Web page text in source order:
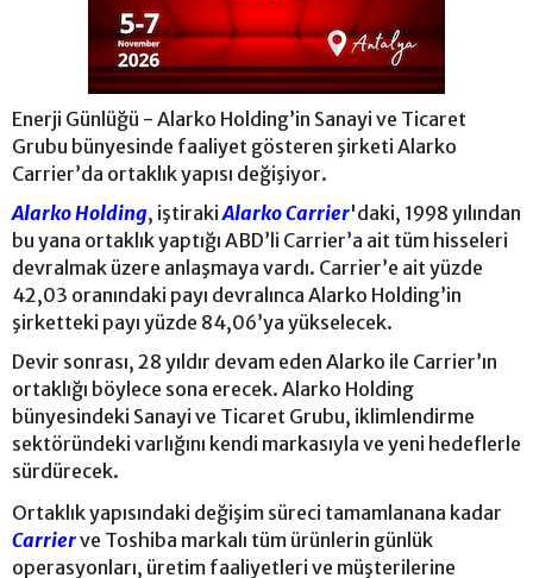
Enerji Günlüğü - Alarko Holding’in Sanayi ve Ticaret
Grubu bünyesinde faaliyet gösteren şirketi Alarko
Carrier’da ortaklık yapısı değişiyor.
Alarko Holding, iştirakiAlarko Carrier'daki, 1998 yılından
bu yana ortaklık yaptığı ABD’li Carrier’a ait tüm hisseleri
devralmak üzere anlaşmaya vardı. Carrier’e ait yüzde
42,03 oranındaki payı devralınca Alarko Holding’in
şirketteki payı yüzde 84,06’ya yükselecek.
Devir sonrası, 28 yıldır devam eden Alarko ile Carrier’ın
ortaklığı böylece sona erecek. Alarko Holding
bünyesindeki Sanayi ve Ticaret Grubu, iklimlendirme
sektöründeki varlığını kendi markasıyla ve yeni hedeflerle
sürdürecek.
Ortaklık yapısındaki değişim süreci tamamlanana kadar
Carrierve Toshiba markalı tüm ürünlerin günlük
operasyonları, üretim faaliyetleri ve müşterilerine